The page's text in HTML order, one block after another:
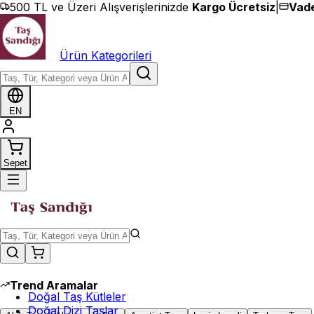
İçeriğe geç
500 TL ve Üzeri Alışverişlerinizde Kargo Ücretsiz
Ürün Kategorileri
EN
Sepet
Trend Aramalar
Doğal Taş Kütleler
Doğal Dizi Taşlar